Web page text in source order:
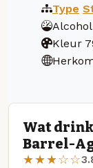
Type
Alcohol
Kleur
Wat
Barrel-
★★★☆☆